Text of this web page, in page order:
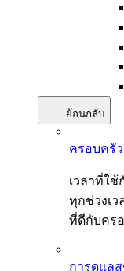
ย้อนกลับ
ครอบครัว
เวลาที่ใ
ทุกช่วงเ
ที่ดีกับคร
การดูแล